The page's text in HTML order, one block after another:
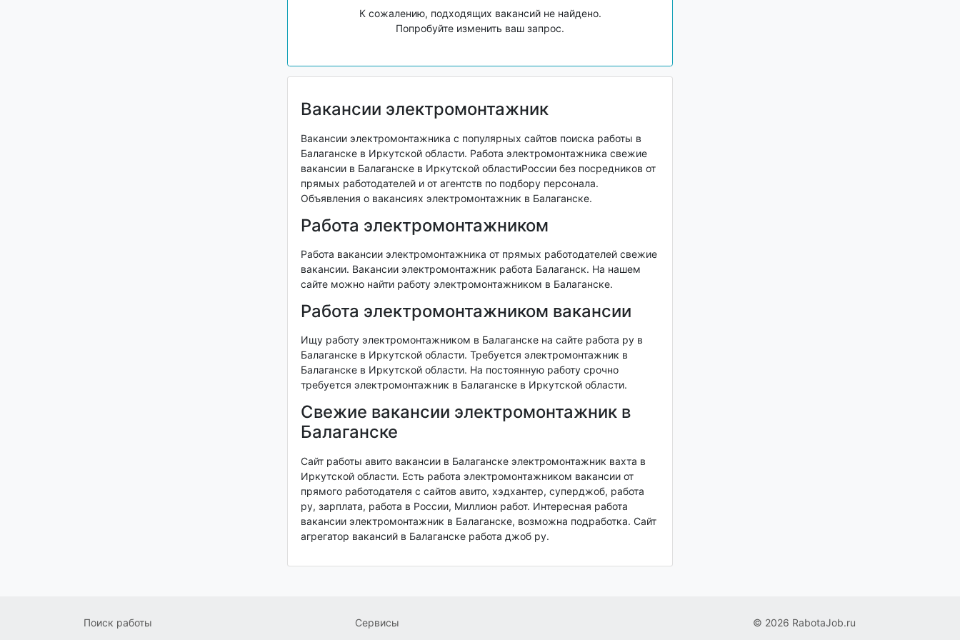
К сожалению, подходящих вакансий не найдено.
Попробуйте изменить ваш запрос.
Вакансии электромонтажник
Вакансии электромонтажника с популярных сайтов поиска работы в
Балаганске в Иркутской области. Работа электромонтажника свежие
вакансии в Балаганске в Иркутской областиРоссии без посредников от
прямых работодателей и от агентств по подбору персонала.
Объявления о вакансиях электромонтажник в Балаганске.
Работа электромонтажником
Работа вакансии электромонтажника от прямых работодателей свежие
вакансии. Вакансии электромонтажник работа Балаганск. На нашем
сайте можно найти работу электромонтажником в Балаганске.
Работа электромонтажником вакансии
Ищу работу электромонтажником в Балаганске на сайте работа ру в
Балаганске в Иркутской области. Требуется электромонтажник в
Балаганске в Иркутской области. На постоянную работу срочно
требуется электромонтажник в Балаганске в Иркутской области.
Свежие вакансии электромонтажник в
Балаганске
Сайт работы авито вакансии в Балаганске электромонтажник вахта в
Иркутской области. Есть работа электромонтажником вакансии от
прямого работодателя с сайтов авито, хэдхантер, суперджоб, работа
ру, зарплата, работа в России, Миллион работ. Интересная работа
вакансии электромонтажник в Балаганске, возможна подработка. Сайт
агрегатор вакансий в Балаганске работа джоб ру.
Поиск работы Сервисы © 2026 RabotaJob.ru